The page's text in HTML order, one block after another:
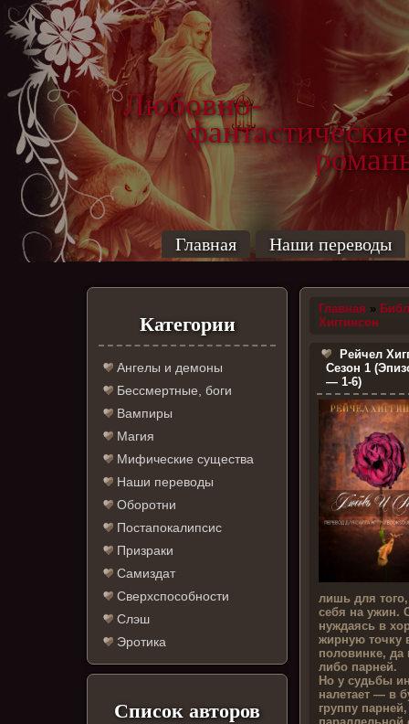
Любовно-
фантастические
Главная Наши переводы
Категории
Ангелы и демоны
Бессмертные, боги
Вампиры
Магия
Мифические существа
Наши переводы
Оборотни
Постапокалипсис
Призраки
Самиздат
Сверхспособности
Слэш
Эротика
Список авторов
Главная »
Хиггинсон
Рейчел
Сезон 1
— 1-6)
лишь для
себя на ужин.
нуждаясь в
жирную точку
половинке, да
либо парней.
Но у судьбы
налетает — в
группу